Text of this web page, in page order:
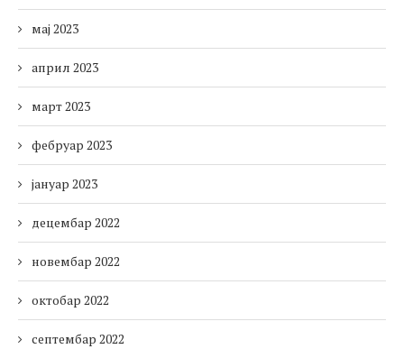
мај 2023
април 2023
март 2023
фебруар 2023
јануар 2023
децембар 2022
новембар 2022
октобар 2022
септембар 2022